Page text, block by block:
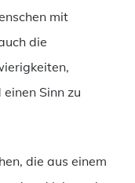
mit
die
Sinn zu
die aus einem